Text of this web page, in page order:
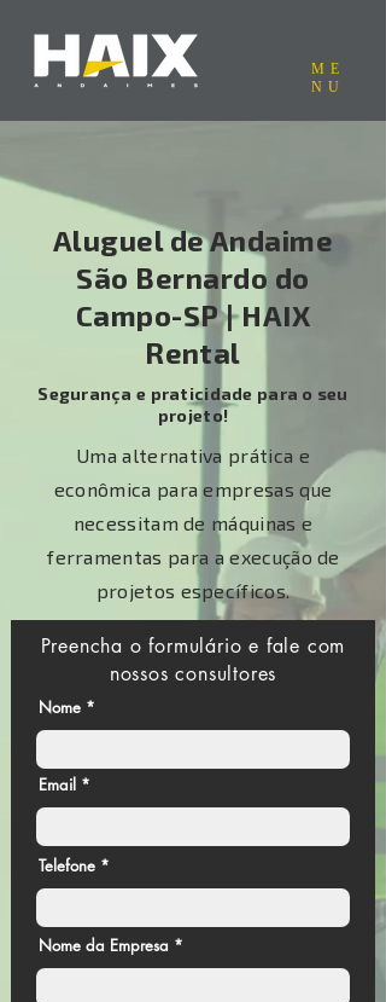
ME
NU
Aluguel de Andaime
São Bernardo do
Campo-SP | HAIX
Rental
Segurança e praticidade para o seu
projeto!
Uma alternativa prática e
econômica para empresas que
necessitam de máquinas e
ferramentas para a execução de
projetos específicos.
Preencha o formulário e fale com
nossos consultores
Nome
Email
Telefone
Nome da Empresa